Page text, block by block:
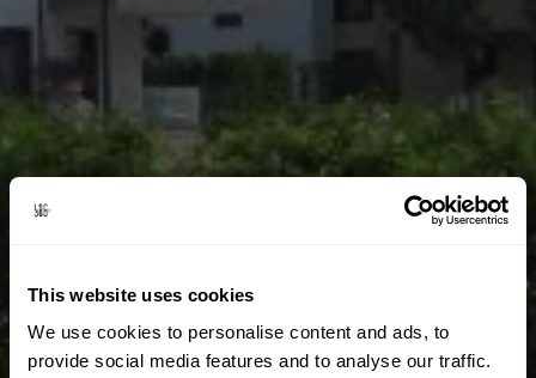
This website uses cookies
We use cookies to personalise content and ads, to
provide social media features and to analyse our traffic.